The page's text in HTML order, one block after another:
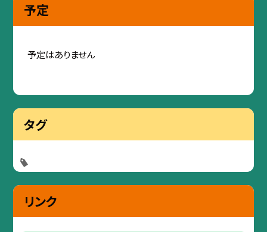
予定
予定はありません
タグ
リンク